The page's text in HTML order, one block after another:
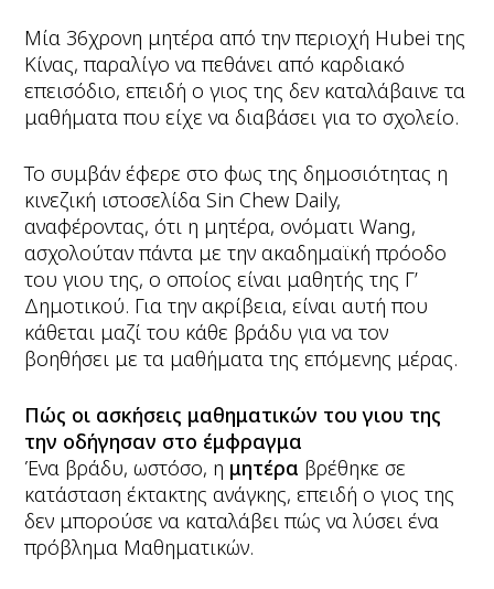
Μία 36χρονη μητέρα από την περιοχή Hubei της
Κίνας, παραλίγο να πεθάνει από καρδιακό
επεισόδιο, επειδή ο γιος της δεν καταλάβαινε τα
μαθήματα που είχε να διαβάσει για το σχολείο.
Το συμβάν έφερε στο φως της δημοσιότητας η
κινεζική ιστοσελίδα Sin Chew Daily,
αναφέροντας, ότι η μητέρα, ονόματι Wang,
ασχολούταν πάντα με την ακαδημαϊκή πρόοδο
του γιου της, ο οποίος είναι μαθητής της Γ’
Δημοτικού. Για την ακρίβεια, είναι αυτή που
κάθεται μαζί του κάθε βράδυ για να τον
βοηθήσει με τα μαθήματα της επόμενης μέρας.
Πώς οι ασκήσεις μαθηματικών του γιου της
την οδήγησαν στο έμφραγμα
Ένα βράδυ, ωστόσο, η μητέρα βρέθηκε σε
κατάσταση έκτακτης ανάγκης, επειδή ο γιος της
δεν μπορούσε να καταλάβει πώς να λύσει ένα
πρόβλημα Μαθηματικών.